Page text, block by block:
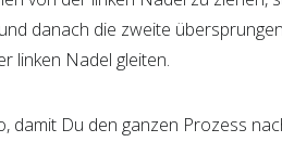
danach die zweite
linken Nadel gleiten.
damit Du den ganzen Prozess